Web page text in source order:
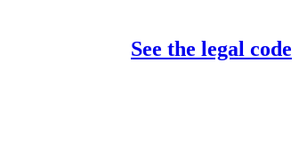
See the legal code